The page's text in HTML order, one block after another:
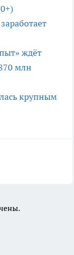
ждёт
млн
крупным